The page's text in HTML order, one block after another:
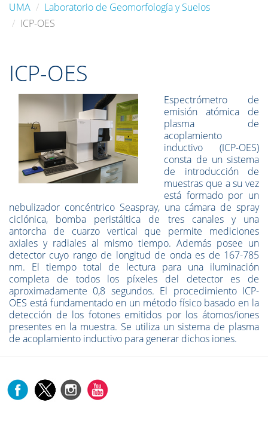
UMA
Laboratorio de Geomorfología y Suelos
ICP-OES
ICP-OES
Espectrómetro de
emisión atómica de
plasma de
acoplamiento
inductivo (ICP-OES)
consta de un sistema
de introducción de
muestras que a su vez
está formado por un
nebulizador concéntrico Seaspray, una cámara de spray
ciclónica, bomba peristáltica de tres canales y una
antorcha de cuarzo vertical que permite mediciones
axiales y radiales al mismo tiempo. Además posee un
detector cuyo rango de longitud de onda es de 167-785
nm. El tiempo total de lectura para una iluminación
completa de todos los píxeles del detector es de
aproximadamente 0,8 segundos. El procedimiento ICP-
OES está fundamentado en un método físico basado en la
detección de los fotones emitidos por los átomos/iones
presentes en la muestra. Se utiliza un sistema de plasma
de acoplamiento inductivo para generar dichos iones.